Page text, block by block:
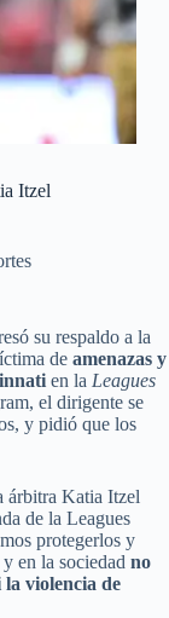
Itzel
su respaldo a la
de amenazas y
en la Leagues
el dirigente se
y pidió que los
árbitra Katia Itzel
de la Leagues
protegerlos y
en la sociedad no
violencia de